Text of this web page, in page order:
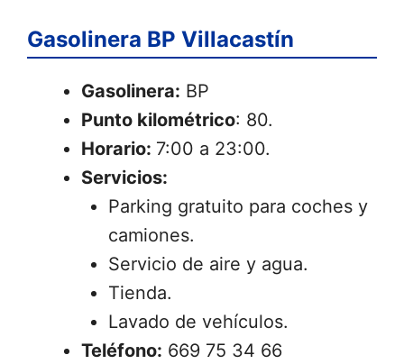
Gasolinera BP Villacastín
Gasolinera: BP
Punto kilométrico: 80.
Horario: 7:00 a 23:00.
Servicios:
Parking gratuito para coches y
camiones.
Servicio de aire y agua.
Tienda.
Lavado de vehículos.
Teléfono: 669 75 34 66